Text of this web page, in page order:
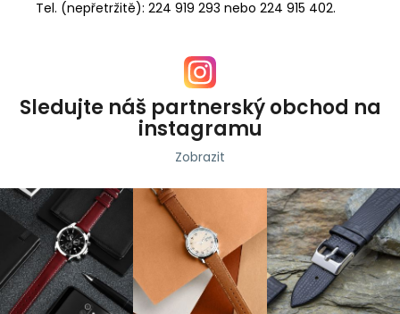
Tel. (nepřetržitě): 224 919 293 nebo 224 915 402.
Sledujte náš partnerský obchod na
instagramu
Zobrazit